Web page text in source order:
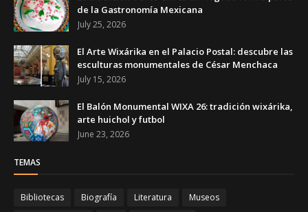
de la Gastronomía Mexicana
July 25, 2026
El Arte Wixárika en el Palacio Postal: descubre las
esculturas monumentales de César Menchaca
July 15, 2026
El Balón Monumental WIXA 26: tradición wixárika,
arte huichol y futbol
June 23, 2026
TEMAS
Bibliotecas Biografía Literatura
Museos